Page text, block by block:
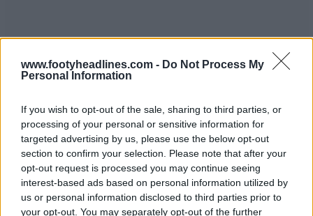
www.footyheadlines.com - Do Not Process My
Personal Information
If you wish to opt-out of the sale, sharing to third parties, or
processing of your personal or sensitive information for
targeted advertising by us, please use the below opt-out
section to confirm your selection. Please note that after your
opt-out request is processed you may continue seeing
interest-based ads based on personal information utilized by
us or personal information disclosed to third parties prior to
your opt-out. You may separately opt-out of the further